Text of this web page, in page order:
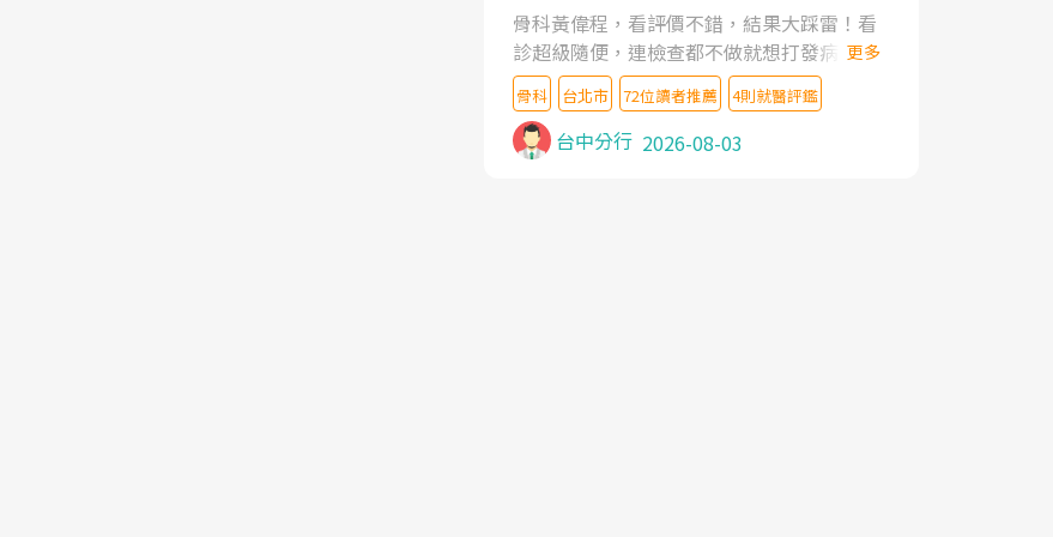
家,上網搜尋杜主任相關文章新聞跟網路評價
之後,下定決心飛回台北找杜醫師診治. 杜主
任的乾針跟增生治療真的很厲害,第一次乾針
就覺得整個肩頸鬆開,回家特別好睡,經過幾次
治療,長年頑疾已經好了大半,杜主任除了打針
超厲害,還會一直交代要改善姿勢跟好好做運
骨科黃偉程，看評價不錯，結果大踩雷！看
診超級隨便，連檢查都不做就想打發病人，
還好大的官威 ... 想詢問病情還被陰陽怪氣嘲
諷一番。可能好評帶來的大頭症，變得自負
不尊重病人。醫術也不行，畢竟連檢查都懶
得做，治療會有用才怪。大家避雷吧！
更多
骨科 台北市 72位讀者推薦 4則就醫評鑑
台中分行 2026-08-03